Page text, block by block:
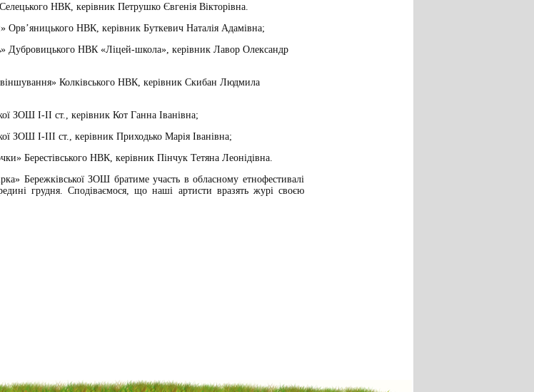
НВК, керівник Петрушко Євгенія Вікторівна.
Орв’яницького НВК, керівник Буткевич Наталія Адамівна;
Дубровицького НВК «Ліцей-школа», керівник Лавор Олександр
Колківського НВК, керівник Скибан Людмила
ЗОШ І-ІІ ст., керівник Кот Ганна Іванівна;
ЗОШ І-ІІІ ст., керівник Приходько Марія Іванівна;
Берестівського НВК, керівник Пінчук Тетяна Леонідівна.
ЗОШ братиме участь в обласному етнофестивалі
грудня. Сподіваємося, що наші артисти вразять журі своєю